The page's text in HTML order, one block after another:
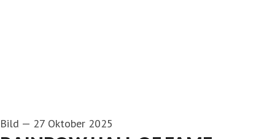
Bild — 27 Oktober 2025